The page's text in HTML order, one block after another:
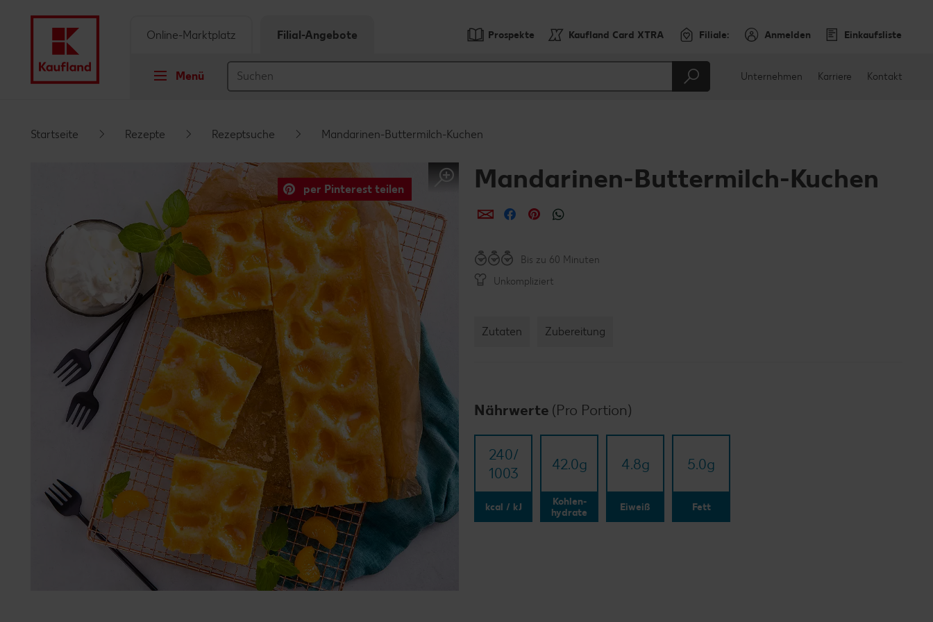
Schwebender Seitenbereich
Prospekte Kaufland Card XTRA Filiale: Anmelden Einkaufsliste
Menü
Online-Marktplatz Filial-Angebote
Unternehmen Karriere Kontakt
Startseite Rezepte Rezeptsuche Mandarinen-Buttermilch-Kuchen
per Pinterest teilen Mandarinen-Buttermilch-Kuchen
per E-Mail teilen
per Facebook teilen
per Pinterest teilen
Bis zu 60 Minuten
Unkompliziert
Zutaten Zubereitung
Nährwerte (Pro Portion)
240/​
1003
kcal / kJ
42.0g
Kohlen-
hydrate
4.8g
Eiweiß
5.0g
Fett